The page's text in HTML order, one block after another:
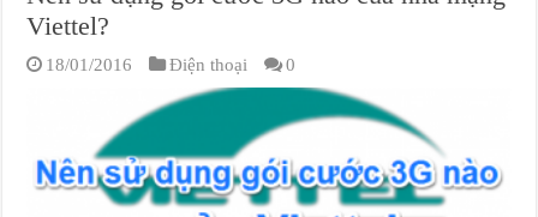
Viettel?
18/01/2016 Điện thoại 0